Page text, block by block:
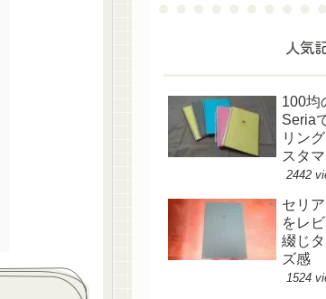
人気
100均
Seria
リン
スタ
2442
セリ
をレ
綴じ
ズ感
1524